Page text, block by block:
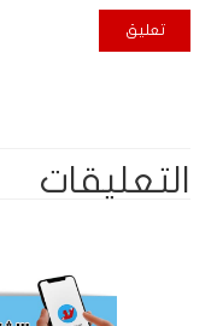
التعليقات